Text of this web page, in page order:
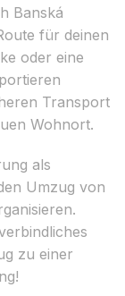
Banská
für deinen
oder eine
Transport
Wohnort.
als
Umzug von
zu einer